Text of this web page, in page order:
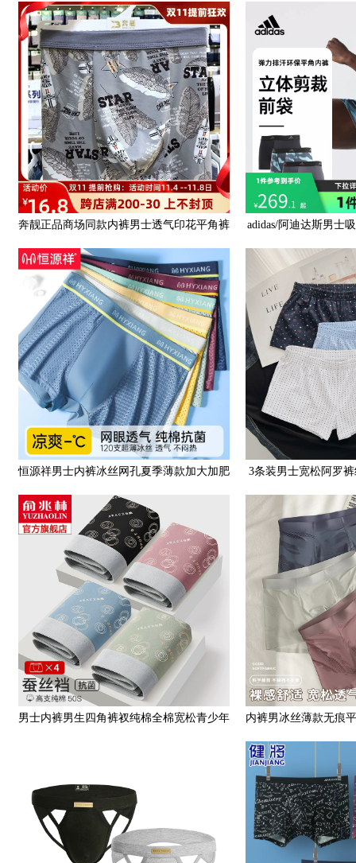
奔靓正品商场同款内裤男士透气印花平角裤
男夏季薄款抗菌裆短裤衩
adidas/阿迪达斯男士
动平角内裤
恒源祥男士内裤冰丝网孔夏季薄款加大加肥
大码男生平角四角短裤头
3条装男士宽松阿罗
内裤青年潮
男士内裤男生四角裤衩纯棉全棉宽松青少年
内裤男冰丝薄款无痕
内裤夏季舒